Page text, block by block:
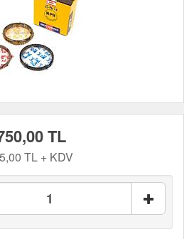
TL
TL + KDV